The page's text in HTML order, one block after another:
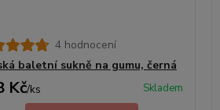
4 hodnocení
baletní sukně na gumu, černá
Kč/ks Skladem